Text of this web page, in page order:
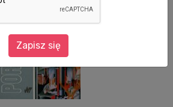
Zapisz się